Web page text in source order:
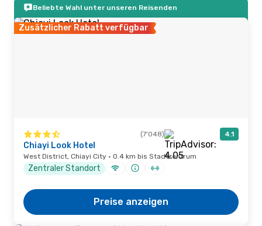
Beliebte Wahl unter unseren Reisenden
Zusätzlicher Rabatt verfügbar
(7'048) 4.1
Chiayi Look Hotel
West District, Chiayi City · 0.4 km bis Stadtzentrum
Zentraler Standort
Preise anzeigen